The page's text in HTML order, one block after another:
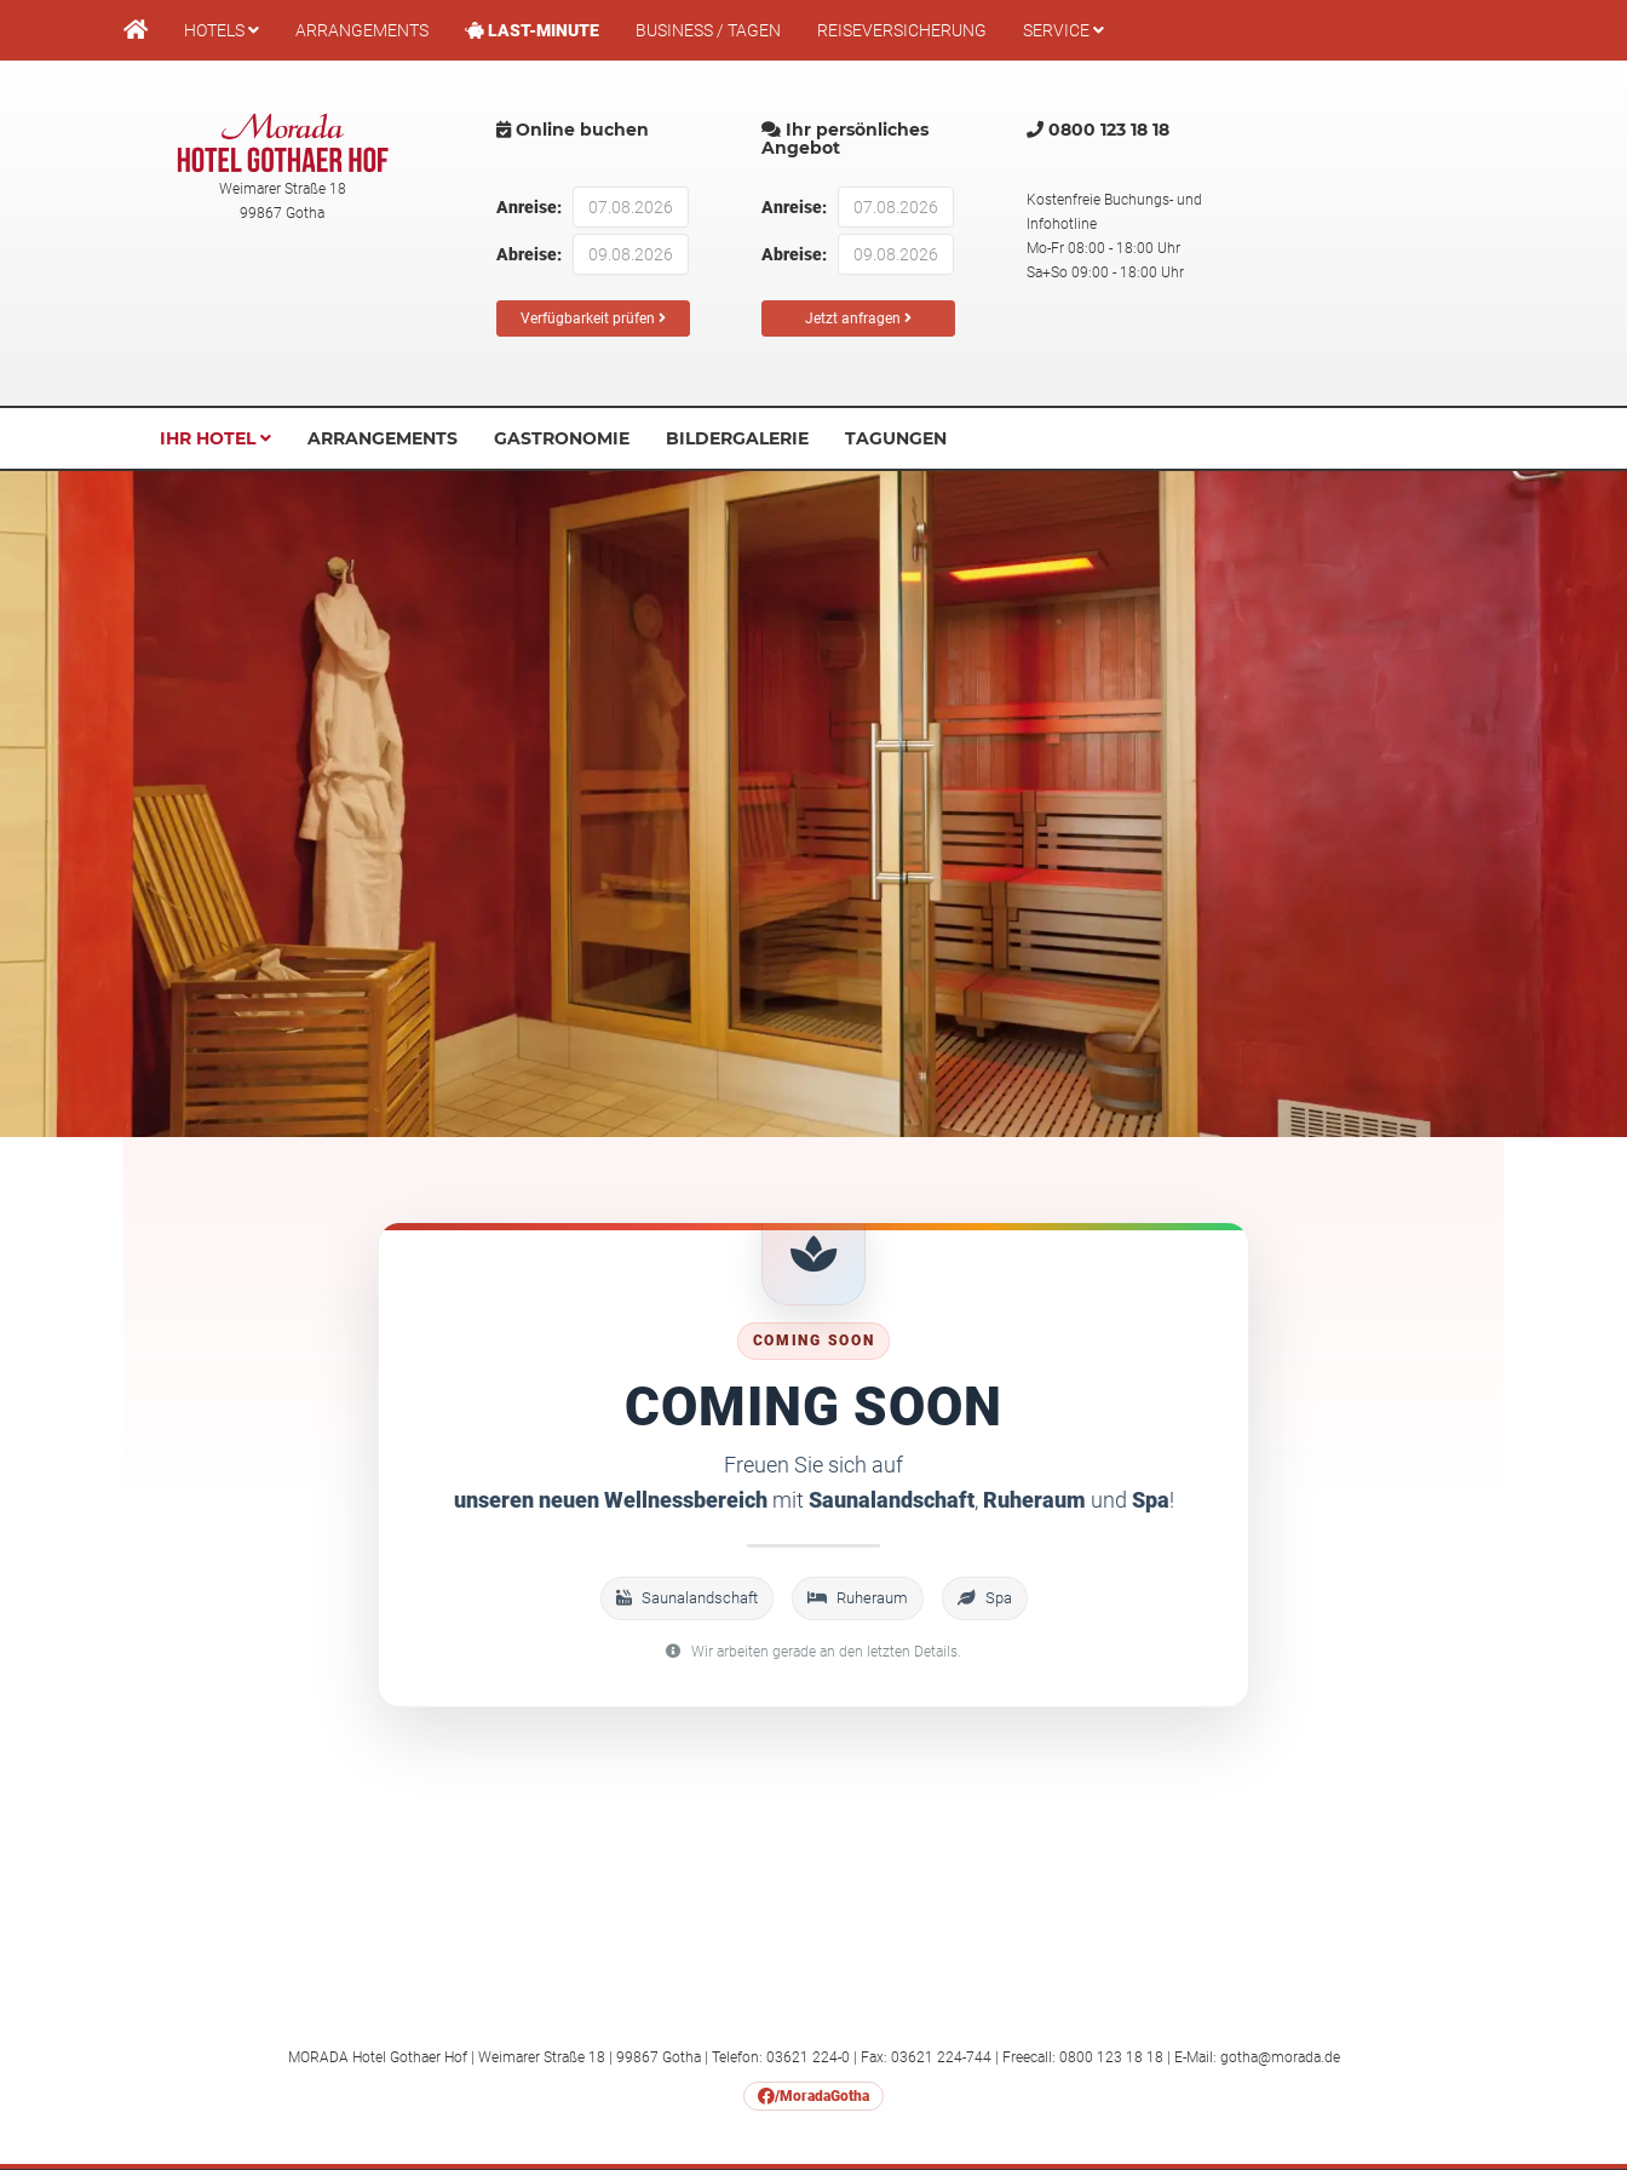
Inhalt
HOTELS ARRANGEMENTS LAST-MINUTE BUSINESS / TAGEN REISEVERSICHERUNG SERVICE
Weimarer Straße 18
99867 Gotha
Online buchen
Anreise:
Abreise:
Verfügbarkeit prüfen
Ihr persönliches
Angebot
Anreise:
Abreise:
Jetzt anfragen
0800 123 18 18
Kostenfreie Buchungs- und
Infohotline
Mo-Fr 08:00 - 18:00 Uhr
Sa+So 09:00 - 18:00 Uhr
IHR HOTEL ARRANGEMENTS GASTRONOMIE BILDERGALERIE TAGUNGEN
COMING SOON
COMING SOON
Freuen Sie sich auf
unseren neuen Wellnessbereichmit Saunalandschaft, Ruheraum und Spa!
Saunalandschaft Ruheraum Spa
Wir arbeiten gerade an den letzten Details.
MORADA Hotel Gothaer Hof | Weimarer Straße 18 | 99867 Gotha | Telefon: 03621 224-0 | Fax: 03621 224-744 | Freecall: 0800 123 18 18 | E-Mail: gotha@morada.de
/MoradaGotha